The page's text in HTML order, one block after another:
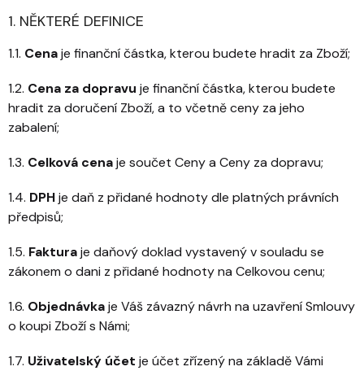
1. NĚKTERÉ DEFINICE
1.1. Cenaje finanční částka, kterou budete hradit za Zboží;
1.2. Cena za dopravu je finanční částka, kterou budete
hradit za doručení Zboží, a to včetně ceny za jeho
zabalení;
1.3. Celková cenaje součet Ceny a Ceny za dopravu;
1.4. DPHje daň z přidané hodnoty dle platných právních
předpisů;
1.5. Fakturaje daňový doklad vystavený v souladu se
zákonem o dani z přidané hodnoty na Celkovou cenu;
1.6. Objednávkaje Váš závazný návrh na uzavření Smlouvy
o koupi Zboží s Námi;
1.7. Uživatelský účet je účet zřízený na základě Vámi